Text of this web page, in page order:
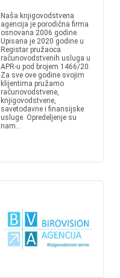
Naša knjigovodstvena
agencija je porodična firma
osnovana 2006 godine.
Upisana je 2020 godine u
Registar pružaoca
računovodstvenih usluga u
APR-u pod brojem 1466/20.
Za sve ove godine svojim
klijentima pružamo
računovodstvene,
knjigovodstvene,
savetodavne i finansijske
usluge. Opredeljenje su
nam...